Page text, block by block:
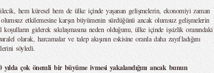
hem küresel hem de ülke içinde yaşanan gelişmelerin, ekonomiyi zaman
etkilemesine karşın büyümenin sürdüğünü ancak olumsuz gelişmelerin
koşulların giderek sıkılaşmasına neden olduğunu, ülke içinde işsizlik oranındaki
olarak, harcamalar ve talep akışının eskisine oranla daha zayıfladığını
söyledi.
yılda çok önemli bir büyüme ivmesi yakalandığını ancak bunun